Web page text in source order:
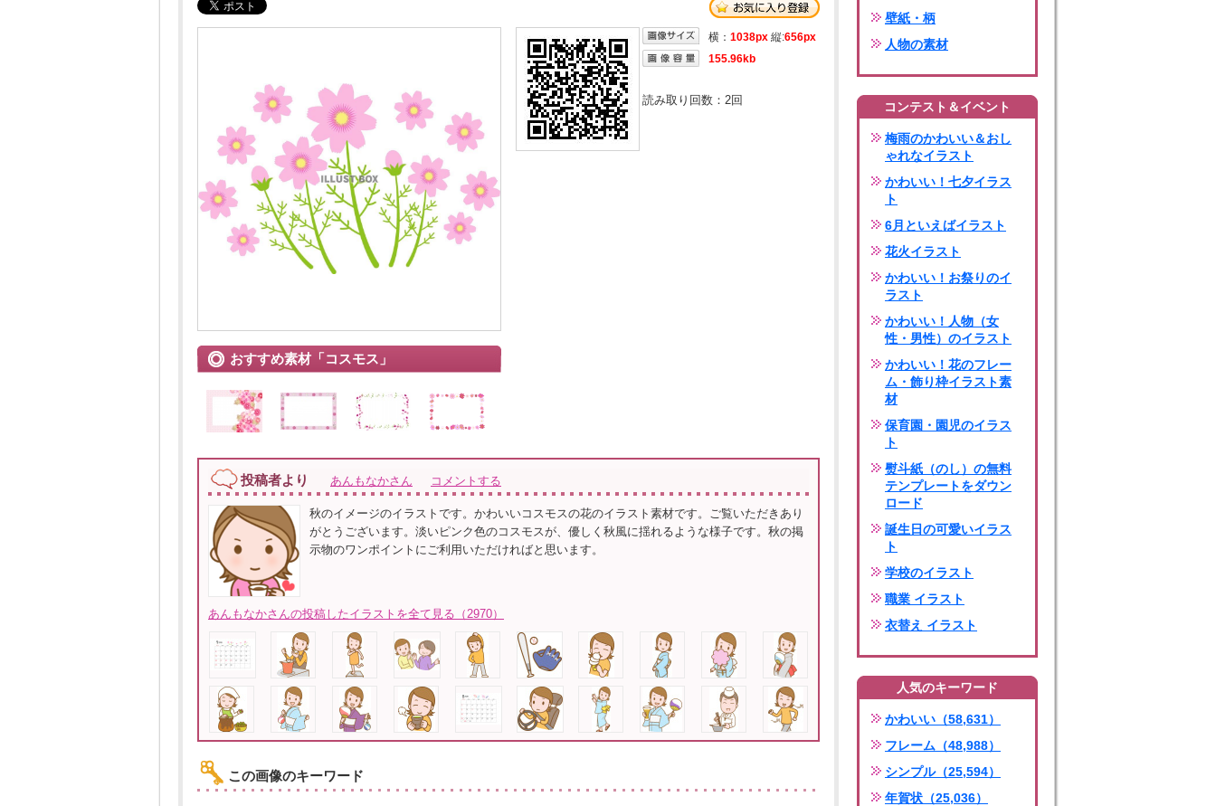
おすすめ素材「コスモス」
横： 1038px 縦:656px
155.96kb
読み取り回数： 2回
投稿者より あんもなかさん コメントする
秋のイメージのイラストです。かわいいコスモスの花のイラスト素材です。ご覧いただきあり
がとうございます。淡いピンク色のコスモスが、優しく秋風に揺れるような様子です。秋の掲
示物のワンポイントにご利用いただければと思います。
あんもなかさんの投稿したイラストを全て見る（2970）
この画像のキーワード
壁紙・柄
人物の素材
コンテスト＆イベント
梅雨のかわいい＆おし
ゃれなイラスト
かわいい！七夕イラス
ト
6月といえばイラスト
花火イラスト
かわいい！お祭りのイ
ラスト
かわいい！人物（女
性・男性）のイラスト
かわいい！花のフレー
ム・飾り枠イラスト素
材
保育園・園児のイラス
ト
熨斗紙（のし）の無料
テンプレートをダウン
ロード
誕生日の可愛いイラス
ト
学校のイラスト
職業 イラスト
衣替え イラスト
人気のキーワード
かわいい（58,631）
フレーム（48,988）
シンプル（25,594）
年賀状（25,036）